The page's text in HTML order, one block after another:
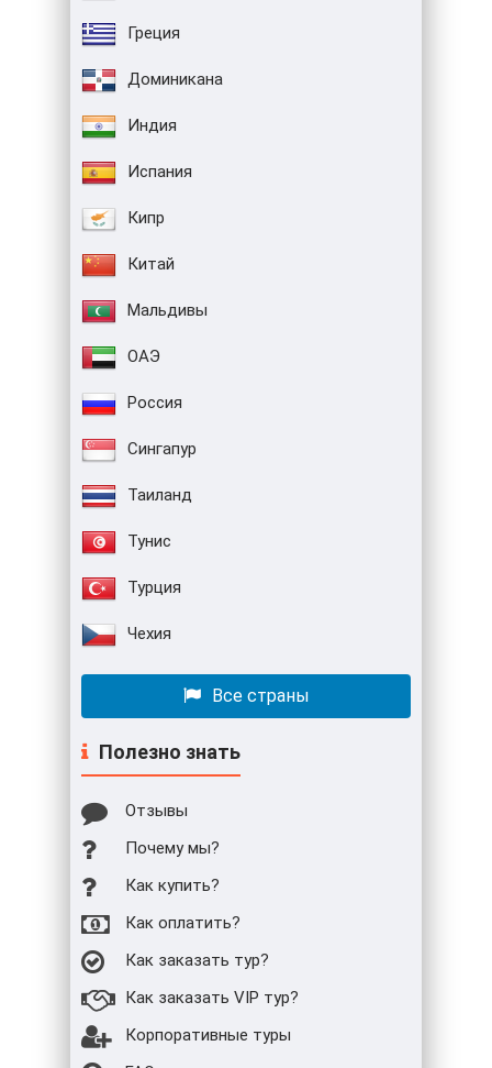
Греция
Доминикана
Индия
Испания
Кипр
Китай
Мальдивы
ОАЭ
Россия
Сингапур
Таиланд
Тунис
Турция
Чехия
Все страны
Полезно знать
Отзывы
Почему мы?
Как купить?
Как оплатить?
Как заказать тур?
Как заказать VIP тур?
Корпоративные туры